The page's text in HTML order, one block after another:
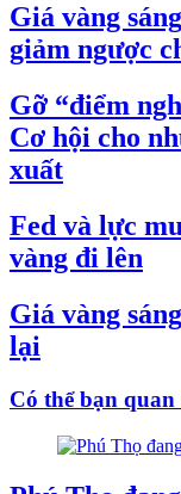
Giá vàng
giảm ngược
Gỡ “điểm
Cơ hội cho
xuất
Fed và lực
vàng đi lên
Giá vàng
lại
Có thể bạn quan